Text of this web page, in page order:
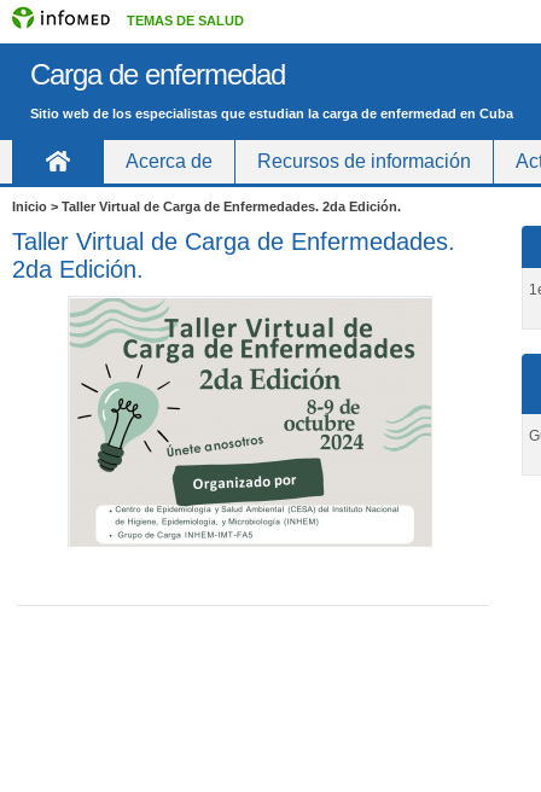
TEMAS DE SALUD
Sitio web de los especialistas que estudian la carga de enfermedad en Cuba
Carga de enfermedad
Acerca de Recursos de información
Inicio > Taller Virtual de Carga de Enfermedades. 2da Edición.
Taller Virtual de Carga de Enfermedades.
2da Edición.